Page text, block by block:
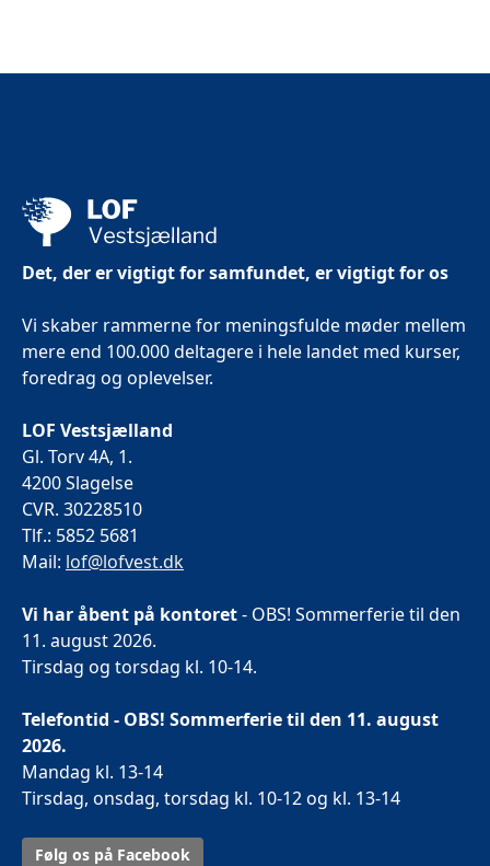
Det, der er vigtigt for samfundet, er vigtigt for os
Vi skaber rammerne for meningsfulde møder mellem
mere end 100.000 deltagere i hele landet med kurser,
foredrag og oplevelser.
LOF Vestsjælland
Gl. Torv 4A, 1.
4200 Slagelse
CVR. 30228510
Tlf.: 5852 5681
Mail: lof@lofvest.dk
Vi har åbent på kontoret- OBS! Sommerferie til den
11. august 2026.
Tirsdag og torsdag kl. 10-14.
Telefontid - OBS! Sommerferie til den 11. august
2026.
Mandag kl. 13-14
Tirsdag, onsdag, torsdag kl. 10-12 og kl. 13-14
Følg os på Facebook